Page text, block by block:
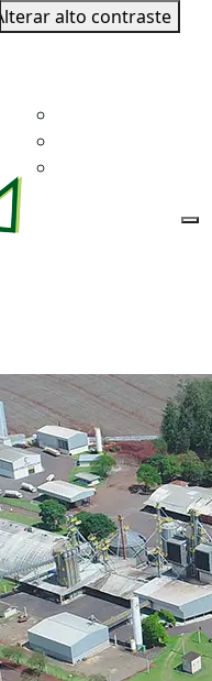
Alterar alto contraste